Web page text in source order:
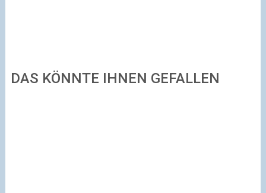
DAS KÖNNTE IHNEN GEFALLEN